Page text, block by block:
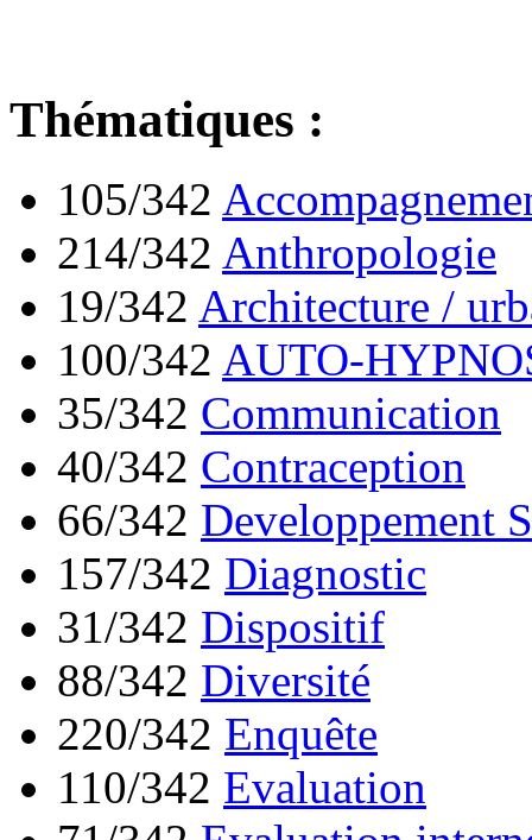
Thématiques :
105/342
214/342 Anthropologie
19/342 Architecture /
100/342 AUTO-
35/342 Communication
40/342 Contraception
66/342 Developpement
157/342 Diagnostic
31/342 Dispositif
88/342 Diversité
220/342 Enquête
110/342 Evaluation